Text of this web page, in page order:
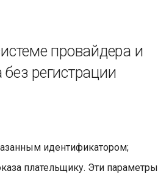
провайдера и
регистрации
идентификатором;
плательщику. Эти параметры